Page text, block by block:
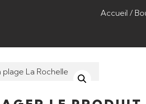
Accueil /